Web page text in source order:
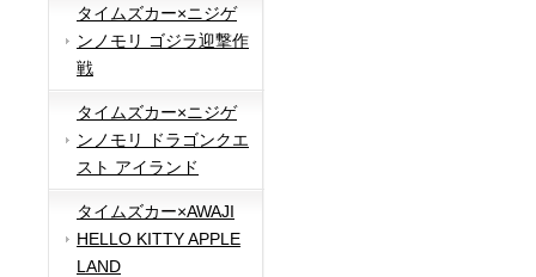
タイムズカー×ニジゲ
ンノモリ ゴジラ迎撃作
戦
タイムズカー×ニジゲ
ンノモリ ドラゴンクエ
スト アイランド
タイムズカー×AWAJI
HELLO KITTY APPLE
LAND